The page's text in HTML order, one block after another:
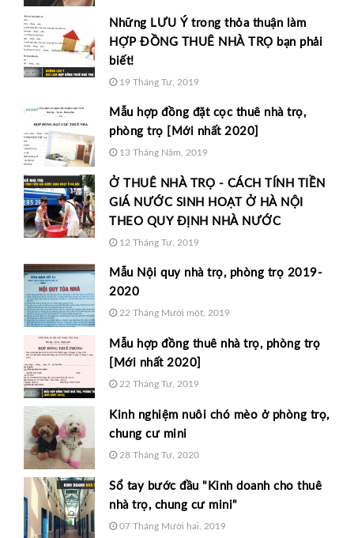
Những LƯU Ý trong thỏa thuận làm
HỢP ĐỒNG THUÊ NHÀ TRỌ bạn phải
biết!
19 Tháng Tư, 2019
Mẫu hợp đồng đặt cọc thuê nhà trọ,
phòng trọ [Mới nhất 2020]
13 Tháng Năm, 2019
Ở THUÊ NHÀ TRỌ - CÁCH TÍNH TIỀN
GIÁ NƯỚC SINH HOẠT Ở HÀ NỘI
THEO QUY ĐỊNH NHÀ NƯỚC
12 Tháng Tư, 2019
Mẫu Nội quy nhà trọ, phòng trọ 2019-
2020
22 Tháng Mười một, 2019
Mẫu hợp đồng thuê nhà trọ, phòng trọ
[Mới nhất 2020]
22 Tháng Tư, 2019
Kinh nghiệm nuôi chó mèo ở phòng trọ,
chung cư mini
28 Tháng Tư, 2020
Sổ tay bước đầu "Kinh doanh cho thuê
nhà trọ, chung cư mini"
07 Tháng Mười hai, 2019